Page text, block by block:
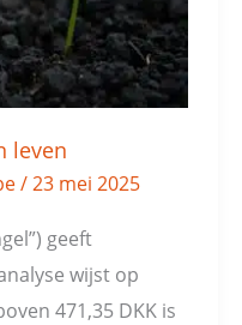
leven
/23 mei 2025
geeft
wijst op
471,35 DKK is